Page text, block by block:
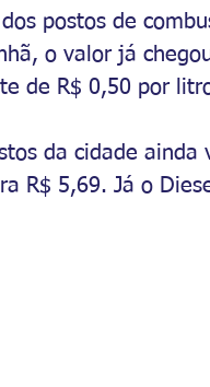
postos de
o valor já
de R$ 0,50 por
da cidade
R$ 5,69. Já o